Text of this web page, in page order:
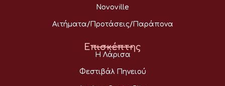
Novoville
Αιτήματα/Προτάσεις/Παράπονα
Επισκέπτης
Η Λάρισα
Φεστιβάλ Πηνειού